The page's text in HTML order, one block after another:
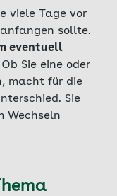
viele Tage vor
sollte.
eventuell
Ob Sie eine oder
macht für die
Sie
Wechseln